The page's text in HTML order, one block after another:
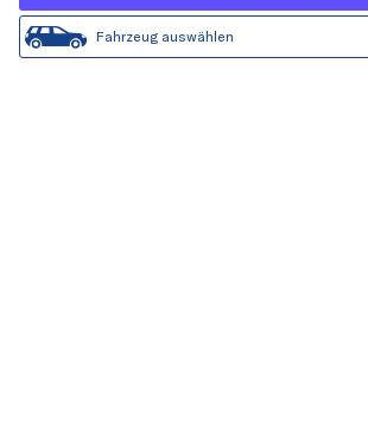
Fahrzeug auswählen